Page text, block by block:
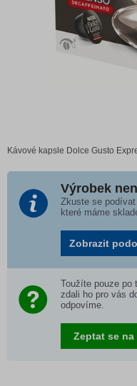
Kávové kapsle Dolce Gusto
Výrobek
Zkuste se
které máme
Zobrazit
Toužíte pouze po
zdali ho pro vás
odpovíme.
Zeptat se